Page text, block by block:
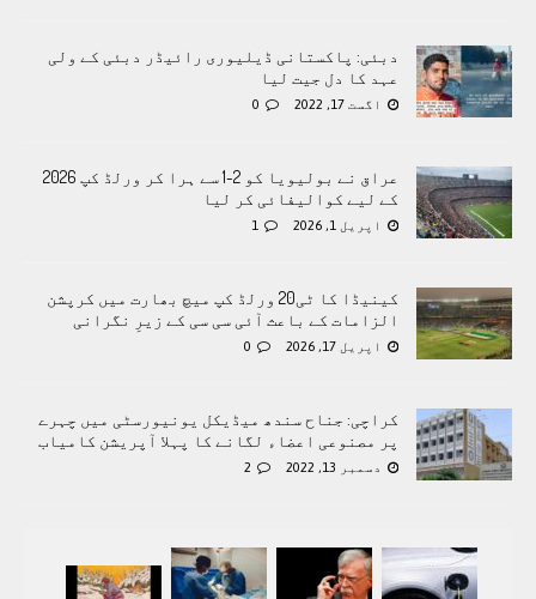
دبئی: پاکستانی ڈیلیوری رائیڈر دبئی کے ولی
عہد کا دل جیت لیا
اگست 17, 2022 0
عراق نے بولیویا کو 2-1 سے ہرا کر ورلڈ کپ 2026
کے لیے کوالیفائی کر لیا
اپریل 1, 2026 1
کینیڈا کا ٹی20 ورلڈ کپ میچ بھارت میں کرپشن
الزامات کے باعث آئی سی سی کے زیرِ نگرانی
اپریل 17, 2026 0
کراچی: جناح سندھ میڈیکل یونیورسٹی میں چہرے
پر مصنوعی اعضاء لگانے کا پہلا آپریشن کامیاب
دسمبر 13, 2022 2